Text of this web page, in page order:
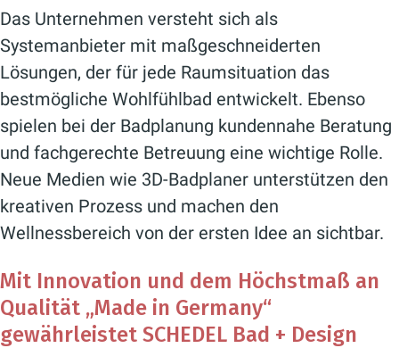
Das Unternehmen versteht sich als
Systemanbieter mit maßgeschneiderten
Lösungen, der für jede Raumsituation das
bestmögliche Wohlfühlbad entwickelt. Ebenso
spielen bei der Badplanung kundennahe Beratung
und fachgerechte Betreuung eine wichtige Rolle.
Neue Medien wie 3D-Badplaner unterstützen den
kreativen Prozess und machen den
Wellnessbereich von der ersten Idee an sichtbar.
Mit Innovation und dem Höchstmaß an
Qualität „Made in Germany“
gewährleistet SCHEDEL Bad + Design